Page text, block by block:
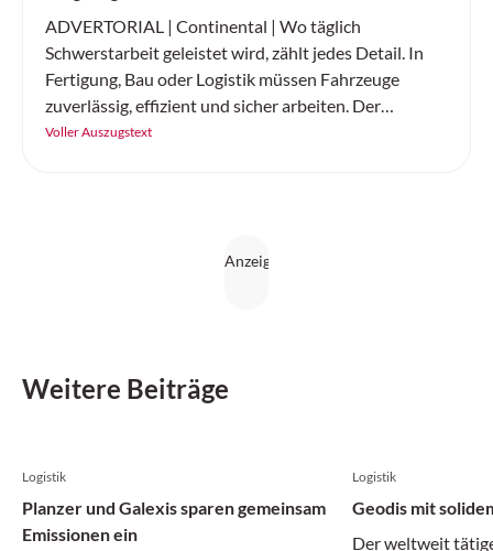
ADVERTORIAL | Continental | Wo täglich
Schwerstarbeit geleistet wird, zählt jedes Detail. In
Fertigung, Bau oder Logistik müssen Fahrzeuge
zuverlässig, effizient und sicher arbeiten. Der
«SC20+» von Continental ist ein robuster
Voller Auszugstext
Weitere Beiträge
Logistik
Planzer und Galexis sparen gemeinsam
Emissionen ein
Logistik
Geodis mit
Der weltweit